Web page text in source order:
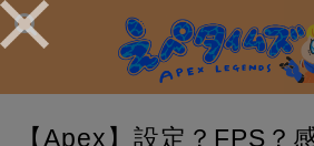
【Apex】設定？FPS？